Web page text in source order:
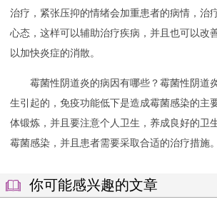
治疗，紧张压抑的情绪会加重患者的病情，治
心态，这样可以辅助治疗疾病，并且也可以改
以加快炎症的消散。
霉菌性阴道炎的病因有哪些？霉菌性阴道
生引起的，免疫功能低下是造成霉菌感染的主
体锻炼，并且要注意个人卫生，养成良好的卫
霉菌感染，并且患者需要采取合适的治疗措施。
你可能感兴趣的文章